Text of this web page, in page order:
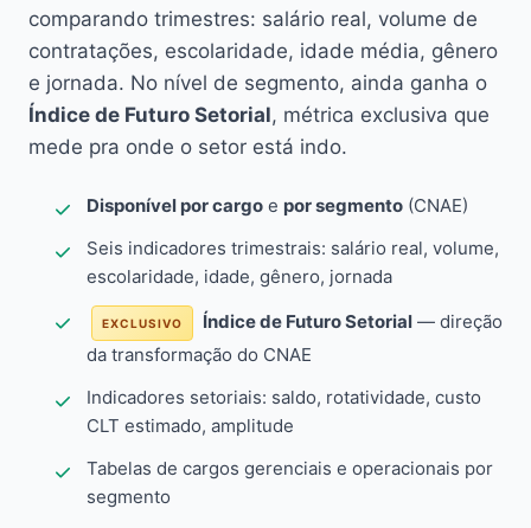
comparando trimestres: salário real, volume de
contratações, escolaridade, idade média, gênero
e jornada. No nível de segmento, ainda ganha o
Índice de Futuro Setorial, métrica exclusiva que
mede pra onde o setor está indo.
Disponível por cargo e por segmento (CNAE)
Seis indicadores trimestrais: salário real, volume,
escolaridade, idade, gênero, jornada
EXCLUSIVO Índice de Futuro Setorial — direção
da transformação do CNAE
Indicadores setoriais: saldo, rotatividade, custo
CLT estimado, amplitude
Tabelas de cargos gerenciais e operacionais por
segmento